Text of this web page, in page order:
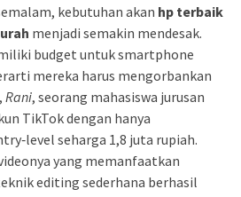
kebutuhan akan hp terbaik
menjadi semakin mendesak.
budget untuk smartphone
mereka harus mengorbankan
Rani, seorang mahasiswa jurusan
TikTok dengan hanya
seharga 1,8 juta rupiah.
yang memanfaatkan
editing sederhana berhasil